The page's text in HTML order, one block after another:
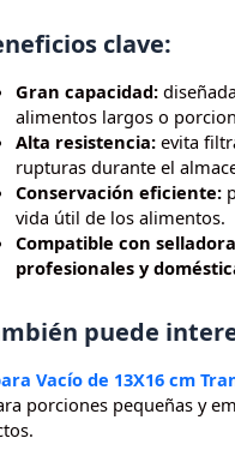
clave:
Gran capacidad:
alimentos largos o
Alta resistencia:evita
rupturas durante el
Conservación eficiente:
vida útil de los alimentos.
Compatible con
profesionales y
puede
Vacío de 13X16 cm
porciones pequeñas y